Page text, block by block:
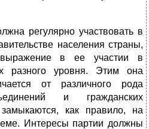
регулярно участвовать в
населения страны,
в ее участии в
разного уровня. Этим она
от различного рода
и гражданских
как правило, на
Интересы партии должны